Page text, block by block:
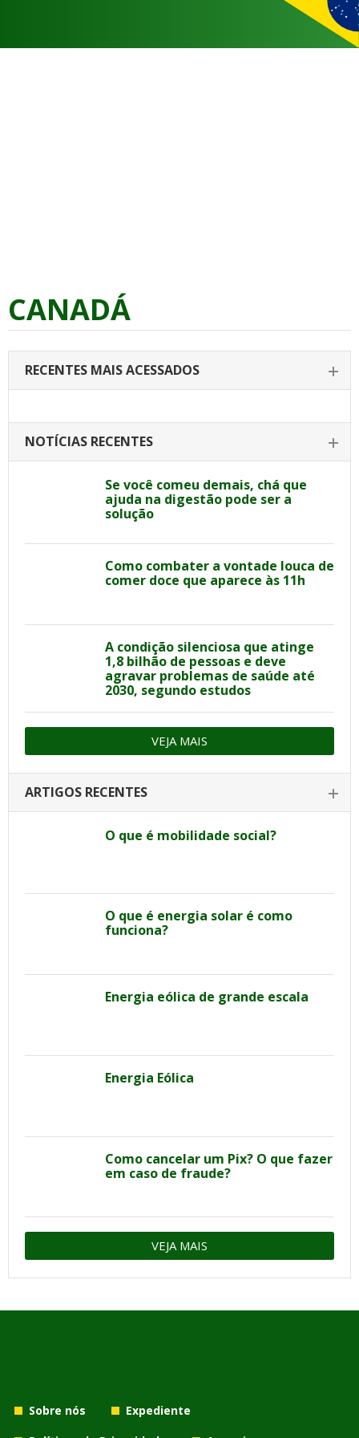
CANADÁ
RECENTES MAIS ACESSADOS
NOTÍCIAS RECENTES
Se você comeu demais, chá que
ajuda na digestão pode ser a
solução
Como combater a vontade louca de
comer doce que aparece às 11h
A condição silenciosa que atinge
1,8 bilhão de pessoas e deve
agravar problemas de saúde até
2030, segundo estudos
VEJA MAIS
ARTIGOS RECENTES
O que é mobilidade social?
O que é energia solar é como
funciona?
Energia eólica de grande escala
Energia Eólica
Como cancelar um Pix? O que fazer
em caso de fraude?
VEJA MAIS
Sobre nós
Expediente